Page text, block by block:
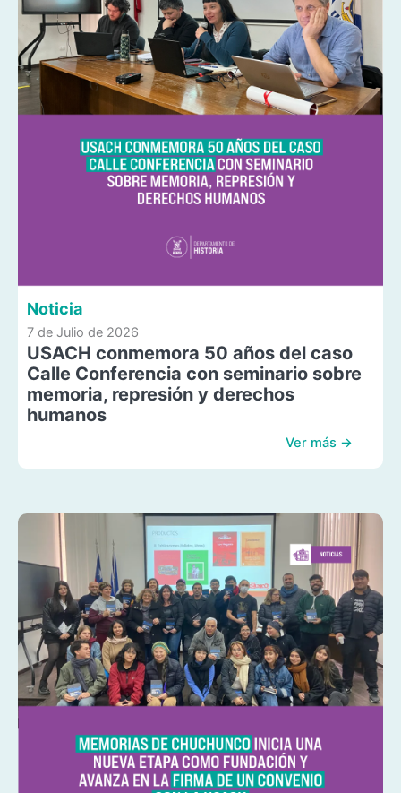
Noticia
7 de Julio de 2026
USACH conmemora 50 años del caso
Calle Conferencia con seminario sobre
memoria, represión y derechos
humanos
Ver más →